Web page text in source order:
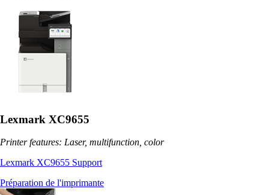
Lexmark XC9655
Printer features: Laser, multifunction, color
Lexmark XC9655 Support
Préparation de l'imprimante